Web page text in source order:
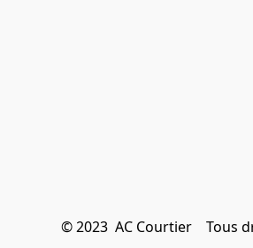
© 2023  AC Courtier    Tous